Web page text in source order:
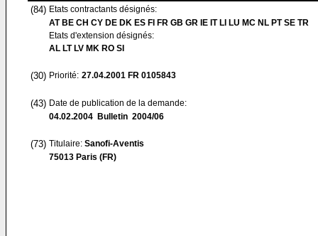
(84) Etats contractants désignés:
AT BE CH CY DE DK ES FI FR GB GR IE IT LI LU MC NL PT SE TR
Etats d'extension désignés:
AL LT LV MK RO SI
(30) Priorité: 27.04.2001 FR 0105843
(43) Date de publication de la demande:
04.02.2004 Bulletin 2004/06
(73) Titulaire: Sanofi-Aventis
75013 Paris (FR)